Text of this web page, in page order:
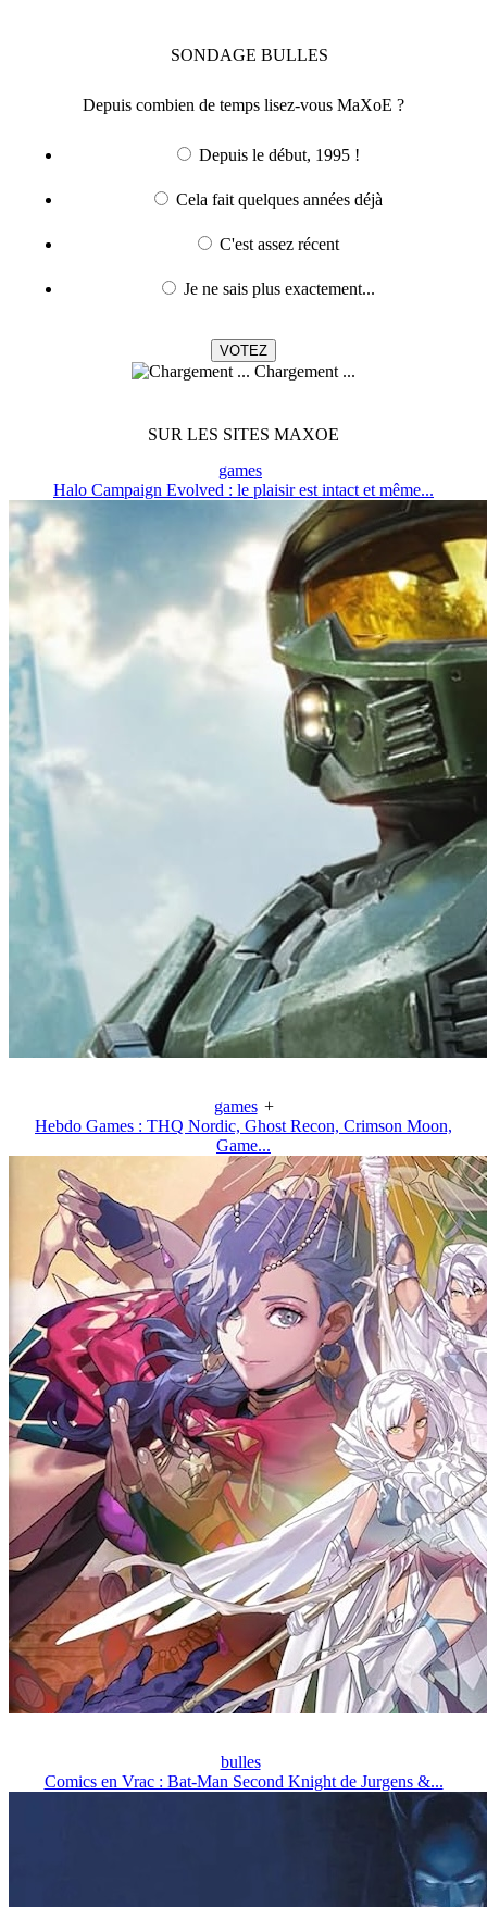
SONDAGE BULLES
Depuis combien de temps lisez-vous MaXoE ?
Depuis le début, 1995 !
Cela fait quelques années déjà
C'est assez récent
Je ne sais plus exactement...
Chargement ...
SUR LES SITES MAXOE
games
Halo Campaign Evolved : le plaisir est intact et même...
games +
Hebdo Games : THQ Nordic, Ghost Recon, Crimson Moon,
Game...
bulles
Comics en Vrac : Bat-Man Second Knight de Jurgens &...